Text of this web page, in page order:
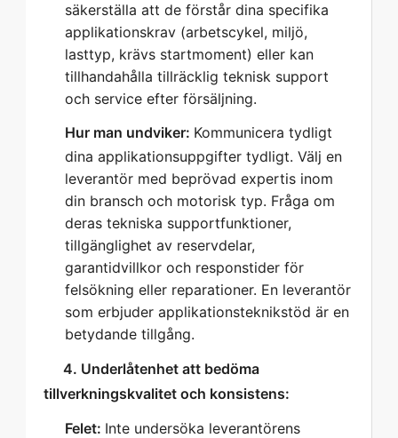
säkerställa att de förstår dina specifika
applikationskrav (arbetscykel, miljö,
lasttyp, krävs startmoment) eller kan
tillhandahålla tillräcklig teknisk support
och service efter försäljning.
Hur man undviker: Kommunicera tydligt
dina applikationsuppgifter tydligt. Välj en
leverantör med beprövad expertis inom
din bransch och motorisk typ. Fråga om
deras tekniska supportfunktioner,
tillgänglighet av reservdelar,
garantidvillkor och responstider för
felsökning eller reparationer. En leverantör
som erbjuder applikationsteknikstöd är en
betydande tillgång.
   4. Underlåtenhet att bedöma
tillverkningskvalitet och konsistens:
Felet: Inte undersöka leverantörens